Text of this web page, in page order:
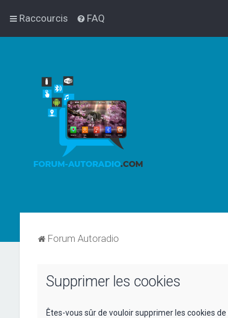
Raccourcis FAQ
Forum Autoradio
Supprimer les cookies
Êtes-vous sûr de vouloir supprimer les cookies